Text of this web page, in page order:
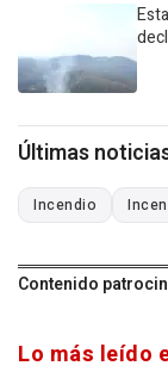
Últimas
Incendio
Contenido
Lo más leído